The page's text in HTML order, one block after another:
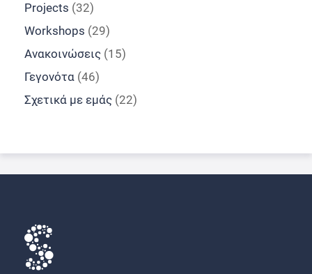
Projects (32)
Workshops (29)
Ανακοινώσεις (15)
Γεγονότα (46)
Σχετικά με εμάς (22)